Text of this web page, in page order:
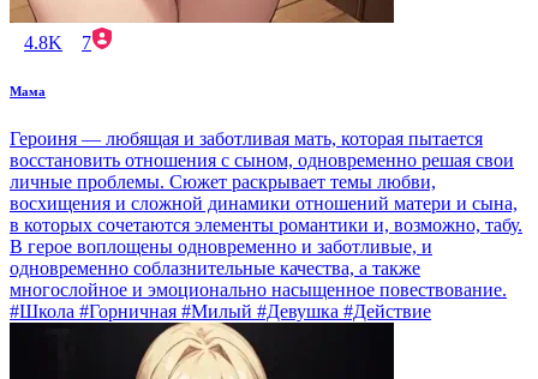
4.8K 7
Мама
Героиня — любящая и заботливая мать, которая пытается
восстановить отношения с сыном, одновременно решая свои
личные проблемы. Сюжет раскрывает темы любви,
восхищения и сложной динамики отношений матери и сына,
в которых сочетаются элементы романтики и, возможно, табу.
В герое воплощены одновременно и заботливые, и
одновременно соблазнительные качества, а также
многослойное и эмоционально насыщенное повествование.
#Школа #Горничная #Милый #Девушка #Действие